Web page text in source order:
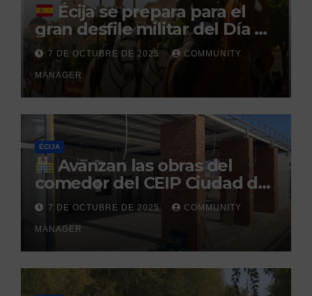
Écija se prepara para el
gran desfile militar del Día de
la Hispanidad organizado por
el Centro Militar de Cría
Caballar
7 DE OCTUBRE DE 2025 COMMUNITY
MANAGER
ÉCIJA
Avanzan las obras del
comedor del CEIP Ciudad del
Sol: su finalización está
prevista para finales de 2025
7 DE OCTUBRE DE 2025 COMMUNITY
MANAGER